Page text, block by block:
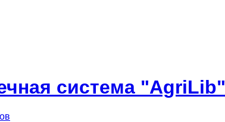
система "AgriLib"